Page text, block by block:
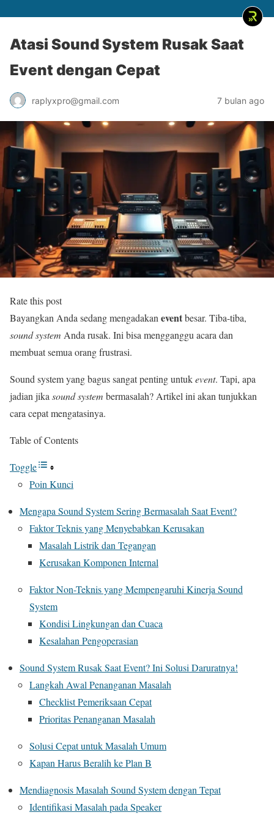
Atasi Sound System Rusak Saat
Event dengan Cepat
raplyxpro@gmail.com 7 bulan ago
Rate this post
Bayangkan Anda sedang mengadakan eventbesar. Tiba-tiba,
sound system Anda rusak. Ini bisa mengganggu acara dan
membuat semua orang frustrasi.
Sound system yang bagus sangat penting untukevent. Tapi, apa
jadian jika sound system bermasalah? Artikel ini akan tunjukkan
cara cepat mengatasinya.
Table of Contents
Toggle
Poin Kunci
Mengapa Sound System Sering Bermasalah Saat Event?
Faktor Teknis yang Menyebabkan Kerusakan
Masalah Listrik dan Tegangan
Kerusakan Komponen Internal
Faktor Non-Teknis yang Mempengaruhi Kinerja Sound
System
Kondisi Lingkungan dan Cuaca
Kesalahan Pengoperasian
Sound System Rusak Saat Event? Ini Solusi Daruratnya!
Langkah Awal Penanganan Masalah
Checklist Pemeriksaan Cepat
Prioritas Penanganan Masalah
Solusi Cepat untuk Masalah Umum
Kapan Harus Beralih ke Plan B
Mendiagnosis Masalah Sound System dengan Tepat
Identifikasi Masalah pada Speaker